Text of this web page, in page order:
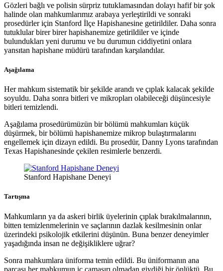
Gözleri bağlı ve polisin sürpriz tutuklamasından dolayı hafif bir şok
halinde olan mahkumlarımız arabaya yerleştirildi ve sonraki
prosedürler için Stanford İlçe Hapishanesine getirildiler. Daha sonra
tutuklular birer birer hapishanemize getirildiler ve içinde
bulundukları yeni durumu ve bu durumun ciddiyetini onlara
yansıtan hapishane müdürü tarafından karşılandılar.
Aşağılama
Her mahkum sistematik bir şekilde arandı ve çıplak kalacak şekilde
soyuldu. Daha sonra bitleri ve mikropları olabileceği düşüncesiyle
bitleri temizlendi.
Aşağılama prosedürümüzün bir bölümü mahkumları küçük
düşürmek, bir bölümü hapishanemize mikrop bulaştırmalarını
engellemek için dizayn edildi. Bu prosedür, Danny Lyons tarafından
Texas Hapishanesinde çekilen resimlerle benzerdi.
Stanford Hapishane Deneyi
Tartışma
Mahkumların ya da askeri birlik üyelerinin çıplak bırakılmalarının,
bitten temizlenmelerinin ve saçlarının dazlak kesilmesinin onlar
üzerindeki psikolojik etkilerini düşünün. Buna benzer deneyimler
yaşadığında insan ne değişikliklere uğrar?
Sonra mahkumlara üniforma temin edildi. Bu üniformanın ana
parçası her mahkumun iç çamaşırı olmadan giydiği bir önlüktü. Bu